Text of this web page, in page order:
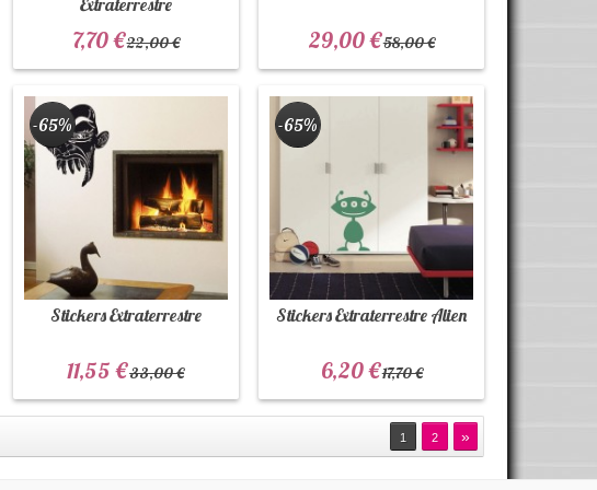
7,70 €22,00 € 29,00 €58,00 €
Stickers Extraterrestre
-65%
11,55 €33,00 €
Stickers Extraterrestre Alien
-65%
6,20 €17,70 €
1 2 »